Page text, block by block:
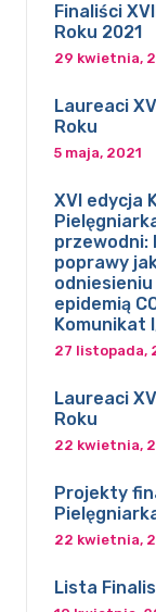
Finaliści
Roku 2021
29 kwietnia,
Laureaci
Roku
5 maja, 2021
XVI edycja
przewodni:
poprawy
epidemią
Komunikat
27 listopada,
Laureaci
Roku
22 kwietnia,
Projekty
22 kwietnia,
Lista